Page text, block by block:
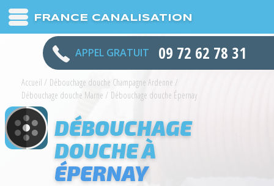
FRANCE CANALISATION
APPEL GRATUIT 09 72 62 78 31
Accueil / Débouchage douche Champagne Ardenne /
Débouchage douche Marne / Débouchage douche Épernay
DÉBOUCHAGE
DOUCHE À
ÉPERNAY